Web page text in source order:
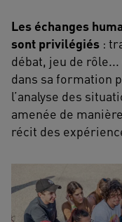
Les échanges
sont privilégiés :
débat, jeu de
dans sa formation
l’analyse des
amenée de
récit des